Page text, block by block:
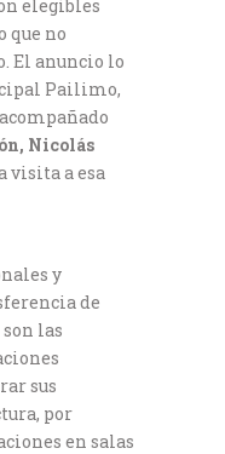
elegibles
que no
El anuncio lo
Pailimo,
Nicolás
visita a esa
y
de
las
sus
por
en salas